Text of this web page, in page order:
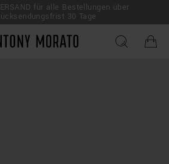
für alle Bestellungen über
30 Tage
Morato - Official